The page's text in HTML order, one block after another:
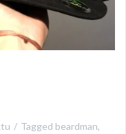
Tagged beardman,